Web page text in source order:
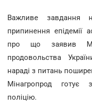
Важливе завдання
припинення епідемії
про що заявив
продовольства
нараді з питань
Мінагропрод готує
поліцію.